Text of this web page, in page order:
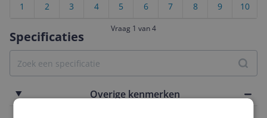
Specificaties
Overige kenmerken
10
9
8
7
6
5
4
3
2
1
Vraag 1 van 4